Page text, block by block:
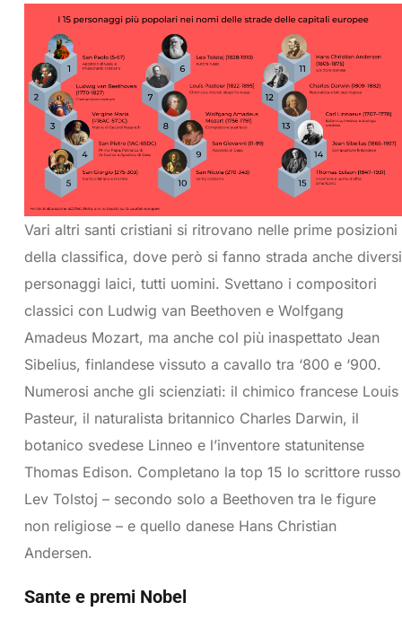
Vari altri santi cristiani si ritrovano nelle prime posizioni
della classifica, dove però si fanno strada anche diversi
personaggi laici, tutti uomini. Svettano i compositori
classici con Ludwig van Beethoven e Wolfgang
Amadeus Mozart, ma anche col più inaspettato Jean
Sibelius, finlandese vissuto a cavallo tra ‘800 e ‘900.
Numerosi anche gli scienziati: il chimico francese Louis
Pasteur, il naturalista britannico Charles Darwin, il
botanico svedese Linneo e l’inventore statunitense
Thomas Edison. Completano la top 15 lo scrittore russo
Lev Tolstoj – secondo solo a Beethoven tra le figure
non religiose – e quello danese Hans Christian
Andersen.
Sante e premi Nobel